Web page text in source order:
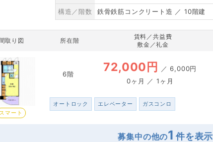
構造／階数
鉄骨鉄筋コンクリート造 ／ 10階建
取り図 所在階
賃料／共益費
敷金／礼金
マート
6階 72,000円 ／6,000円
0ヶ月 ／ 1ヶ月
オートロック エレベーター ガスコンロ
募集中の他の1